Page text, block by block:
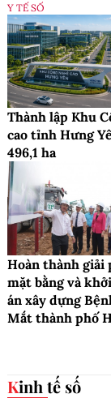
Y TẾ SỐ
Thành lập Khu
cao tỉnh Hưng
496,1 ha
Hoàn thành giải
mặt bằng và
án xây dựng
Mắt thành phố
Kinh tế số